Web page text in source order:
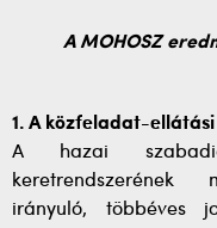
A MOHOSZ
1. A közfeladat-
A hazai
keretrendszerének
irányuló, többéves